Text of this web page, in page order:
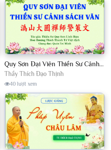
Quy Sơn Đại Viên Thiền Sư Cảnh Sách Văn - HT Thích Thanh Từ Việt dịch
Thầy Thích Đạo Thịnh
40 lượt xem